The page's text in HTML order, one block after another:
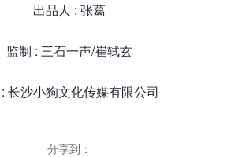
出品人 : 张葛
监制 : 三石一声/崔轼玄
长沙小狗文化传媒有限公司
分享到：